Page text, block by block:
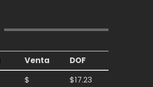
Venta
DOF
$ $17.23